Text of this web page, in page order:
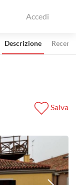
Accedi
Descrizione
Salva